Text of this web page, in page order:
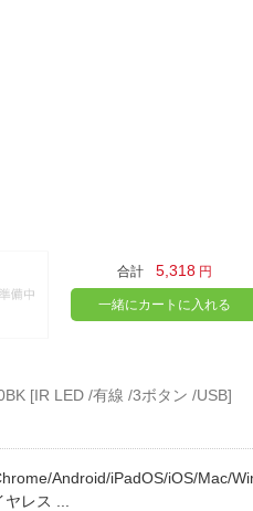
合計 5,318 円
一緒にカートに入れる
[IR LED /有線 /3ボタン /USB]
Android/iPadOS/iOS/Mac/
レス ...